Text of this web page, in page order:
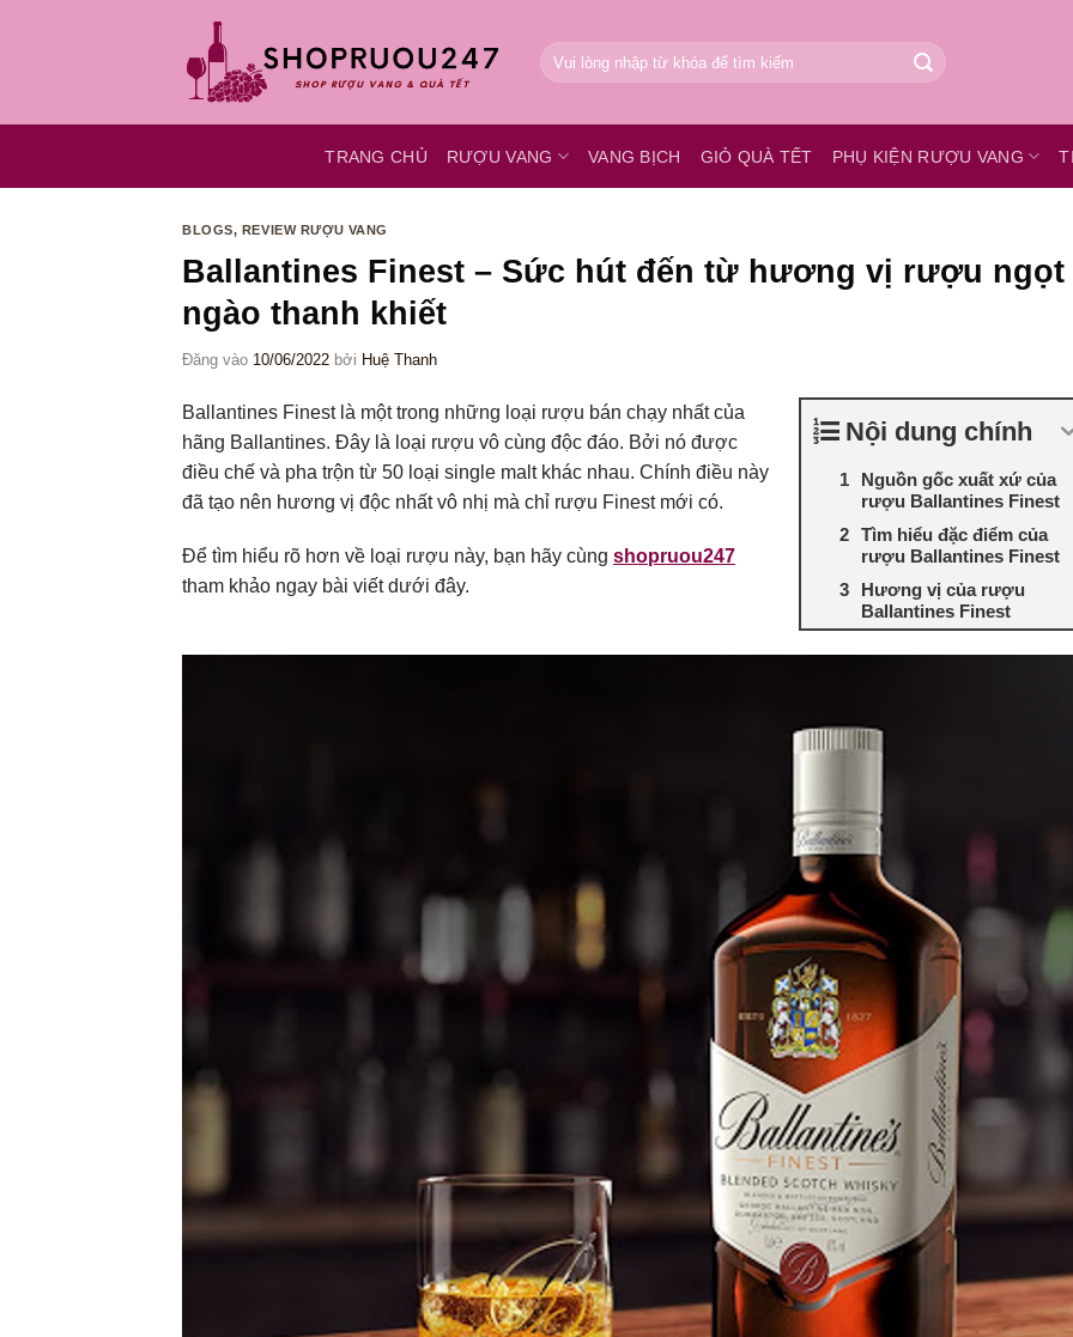
Tìm
kiếm:
TRANG CHỦ RƯỢU VANG VANG BỊCH GIỎ QUÀ TẾT PHỤ KIỆN RƯỢU VANG
BLOGS, REVIEW RƯỢU VANG
Ballantines Finest – Sức hút đến từ hương vị rượu ngọt
ngào thanh khiết
Đăng vào 10/06/2022 bởi Huệ Thanh
Nội dung chính
Nguồn gốc xuất xứ của
rượu Ballantines Finest
Tìm hiểu đặc điểm của
rượu Ballantines Finest
Hương vị của rượu
Ballantines Finest
Ballantines Finest là một trong những loại rượu bán chạy nhất của
hãng Ballantines. Đây là loại rượu vô cùng độc đáo. Bởi nó được
điều chế và pha trộn từ 50 loại single malt khác nhau. Chính điều này
đã tạo nên hương vị độc nhất vô nhị mà chỉ rượu Finest mới có.
Để tìm hiểu rõ hơn về loại rượu này, bạn hãy cùng shopruou247
tham khảo ngay bài viết dưới đây.